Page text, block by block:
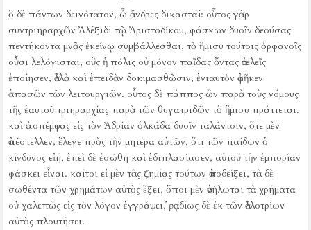
ὃ δὲ πάντων δεινότατον, ὦ ἄνδρες δικασταί: οὗτος γὰρ
συντριηραρχῶν Ἀλέξιδι τῷ Ἀριστοδίκου, φάσκων δυοῖν δεούσας
πεντήκοντα μνᾶς ἐκείνῳ συμβάλλεσθαι, τὸ ἥμισυ τούτοις ὀρφανοῖς
οὖσι λελόγισται, οὓς ἡ πόλις οὐ μόνον παῖδας ὄντας ἀτελεῖς
ἐποίησεν, ἀλλὰ καὶ ἐπειδὰν δοκιμασθῶσιν, ἐνιαυτὸν ἀφῆκεν
ἁπασῶν τῶν λειτουργιῶν. οὗτος δὲ πάππος ὢν παρὰ τοὺς νόμους
τῆς ἑαυτοῦ τριηραρχίας παρὰ τῶν θυγατριδῶν τὸ ἥμισυ πράττεται.
καὶ ἀποπέμψας εἰς τὸν Ἀδρίαν ὁλκάδα δυοῖν ταλάντοιν, ὅτε μὲν
ἀπέστελλεν, ἔλεγε πρὸς τὴν μητέρα αὐτῶν, ὅτι τῶν παίδων ὁ
κίνδυνος εἰή, ἐπεὶ δὲ ἐσώθη καὶ ἐδιπλασίασεν, αὑτοῦ τὴν ἐμπορίαν
φάσκει εἶναι. καίτοι εἰ μὲν τὰς ζημίας τούτων ἀποδείξει, τὰ δὲ
σωθέντα τῶν χρημάτων αὐτὸς ἕξει, ὅποι μὲν ἀνήλωται τὰ χρήματα
οὐ χαλεπῶς εἰς τὸν λόγον ἐγγράψει, ῥᾳδίως δὲ ἐκ τῶν ἀλλοτρίων
αὐτὸς πλουτήσει.